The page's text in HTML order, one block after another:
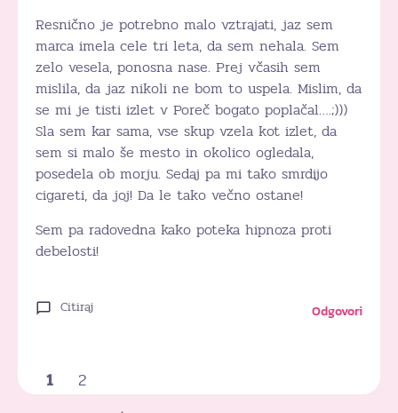
Resnično je potrebno malo vztrajati, jaz sem
marca imela cele tri leta, da sem nehala. Sem
zelo vesela, ponosna nase. Prej včasih sem
mislila, da jaz nikoli ne bom to uspela. Mislim, da
se mi je tisti izlet v Poreč bogato poplačal….;)))
Sla sem kar sama, vse skup vzela kot izlet, da
sem si malo še mesto in okolico ogledala,
posedela ob morju. Sedaj pa mi tako smrdijo
cigareti, da joj! Da le tako večno ostane!
Sem pa radovedna kako poteka hipnoza proti
debelosti!
Citiraj Odgovori
1 2